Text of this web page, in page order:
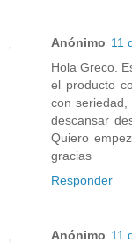
Anónimo 11
Hola Greco.
el producto
con seriedad,
descansar
Quiero
gracias
Responder
Anónimo 11